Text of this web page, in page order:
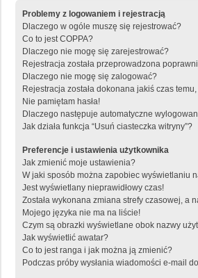
Problemy z logowaniem i rejestracją
Dlaczego w ogóle muszę się rejestrować?
Co to jest COPPA?
Dlaczego nie mogę się zarejestrować?
Rejestracja została przeprowadzona
Dlaczego nie mogę się zalogować?
Rejestracja została dokonana jakiś czas
Nie pamiętam hasła!
Dlaczego następuje automatyczne
Jak działa funkcja “Usuń ciasteczka witryny”?
Preferencje i ustawienia użytkownika
Jak zmienić moje ustawienia?
W jaki sposób można zapobiec wyświetlaniu
Jest wyświetlany nieprawidłowy czas!
Została wykonana zmiana strefy czasowej, a
Mojego języka nie ma na liście!
Czym są obrazki wyświetlane obok nazwy
Jak wyświetlić awatar?
Co to jest ranga i jak można ją zmienić?
Podczas próby wysłania wiadomości e-mail